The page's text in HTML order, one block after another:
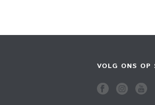
VOLG ONS OP